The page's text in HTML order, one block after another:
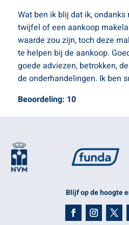
Wat ben ik blij dat ik,
twijfel of een aankoop
waarde zou zijn, toch deze
te helpen bij de aankoop.
goede adviezen, betrokken,
de onderhandelingen. Ik ben
Beoordeling: 10
Blijf op de hoogte